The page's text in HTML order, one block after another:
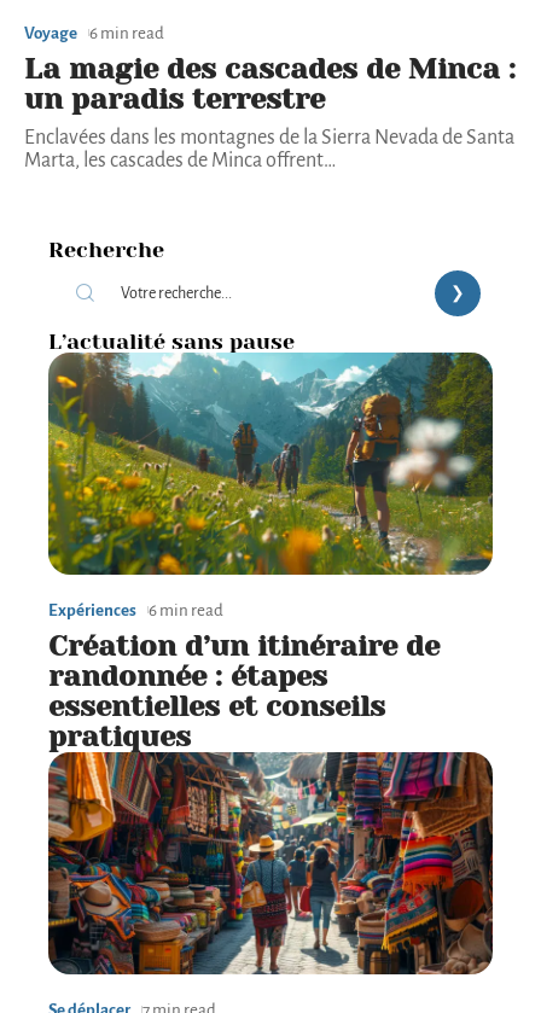
Voyage 6 min read
La magie des cascades de Minca :
un paradis terrestre
Enclavées dans les montagnes de la Sierra Nevada de Santa
Marta, les cascades de Minca offrent…
Recherche
L’actualité sans pause
Expériences 6 min read
Création d’un itinéraire de
randonnée : étapes
essentielles et conseils
pratiques